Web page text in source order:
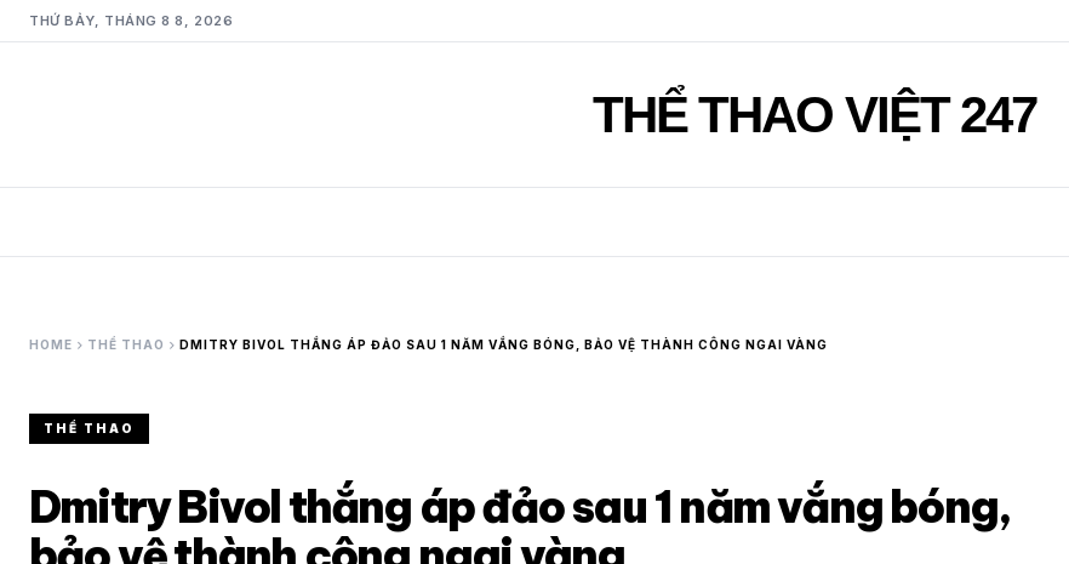
THỨ BẢY, THÁNG 8 8, 2026
THỂ THAO VIỆT 247
HOME chevron_right THỂ THAO chevron_right DMITRY BIVOL THẮNG ÁP ĐẢO SAU 1 NĂM VẮNG BÓNG, BẢO VỆ THÀNH CÔNG NGAI VÀNG
THỂ THAO
Dmitry Bivol thắng áp đảo sau 1 năm vắng bóng,